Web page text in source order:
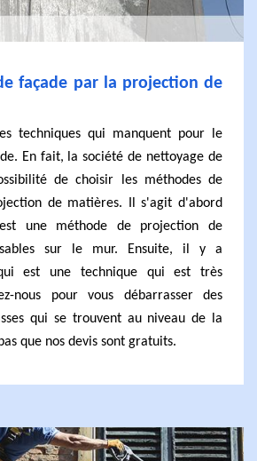
façade par la projection de
techniques qui manquent pour le
En fait, la société de nettoyage de
de choisir les méthodes de
de matières. Il s'agit d'abord
une méthode de projection de
sur le mur. Ensuite, il y a
qui est une technique qui est très
nous pour vous débarrasser des
qui se trouvent au niveau de la
que nos devis sont gratuits.